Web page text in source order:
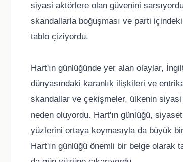
siyasi aktörlere olan güvenini
skandallarla boğuşması ve parti
tablo çiziyordu.
Hart'ın günlüğünde yer alan olaylar,
dünyasındaki karanlık ilişkileri ve
skandallar ve çekişmeler, ülkenin siyasi
neden oluyordu. Hart'ın günlüğü,
yüzlerini ortaya koymasıyla da büyük
Hart'ın günlüğü önemli bir belge olarak